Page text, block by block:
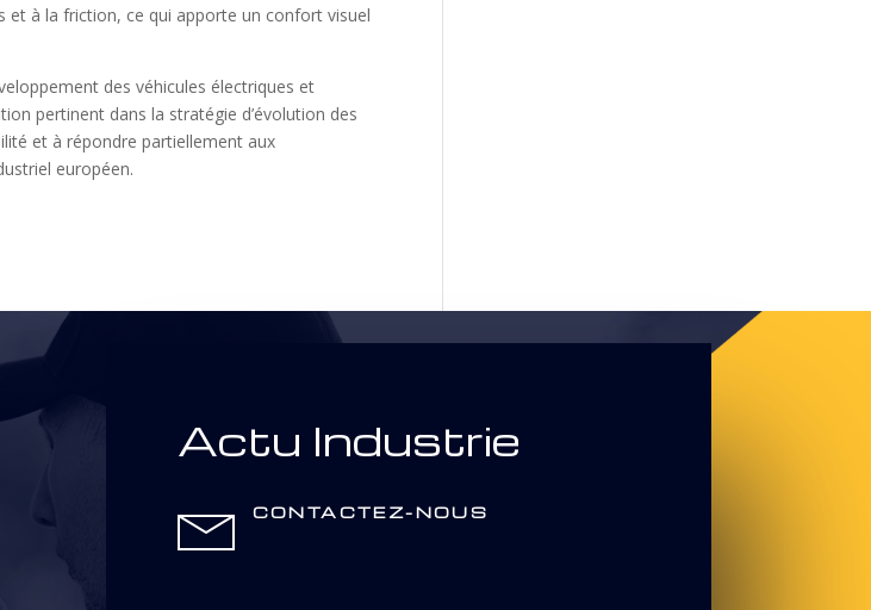
et à la friction, ce qui apporte un confort visuel
des véhicules électriques et
pertinent dans la stratégie d’évolution des
et à répondre partiellement aux
européen.
Actu Industrie
CONTACTEZ-NOUS